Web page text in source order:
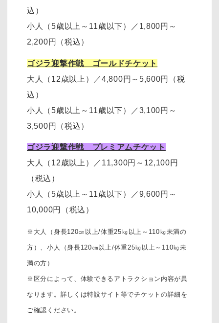
込）
小人（5歳以上～11歳以下）
／ 1,800円～
2,200円
（税込）
ゴジラ迎撃作戦 ゴールドチケット
大人（12歳以上）
／4,800円～5,600円（税
込）
小人（5歳以上～11歳以下）
／3,100円～
3,500円
（税込）
ゴジラ迎撃作戦 プレミアムチケット
大人（12歳以上）
／11,300円～12,100円
（税込）
小人（5歳以上～11歳以下）
／9,600円～
10,000円
（税込）
※大人（身長120㎝以上/体重25㎏以上～110㎏未満の
方）、小人（身長120㎝以上/体重25㎏以上～110㎏未
満の方）
※区分によって、体験できるアトラクション内容が異
なります。詳しくは特設サイト等でチケットの詳細を
ご確認ください。